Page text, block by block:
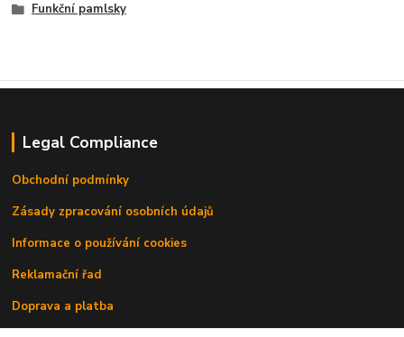
Funkční pamlsky
Legal Compliance
Obchodní podmínky
Zásady zpracování osobních údajů
Informace o používání cookies
Reklamační řad
Doprava a platba